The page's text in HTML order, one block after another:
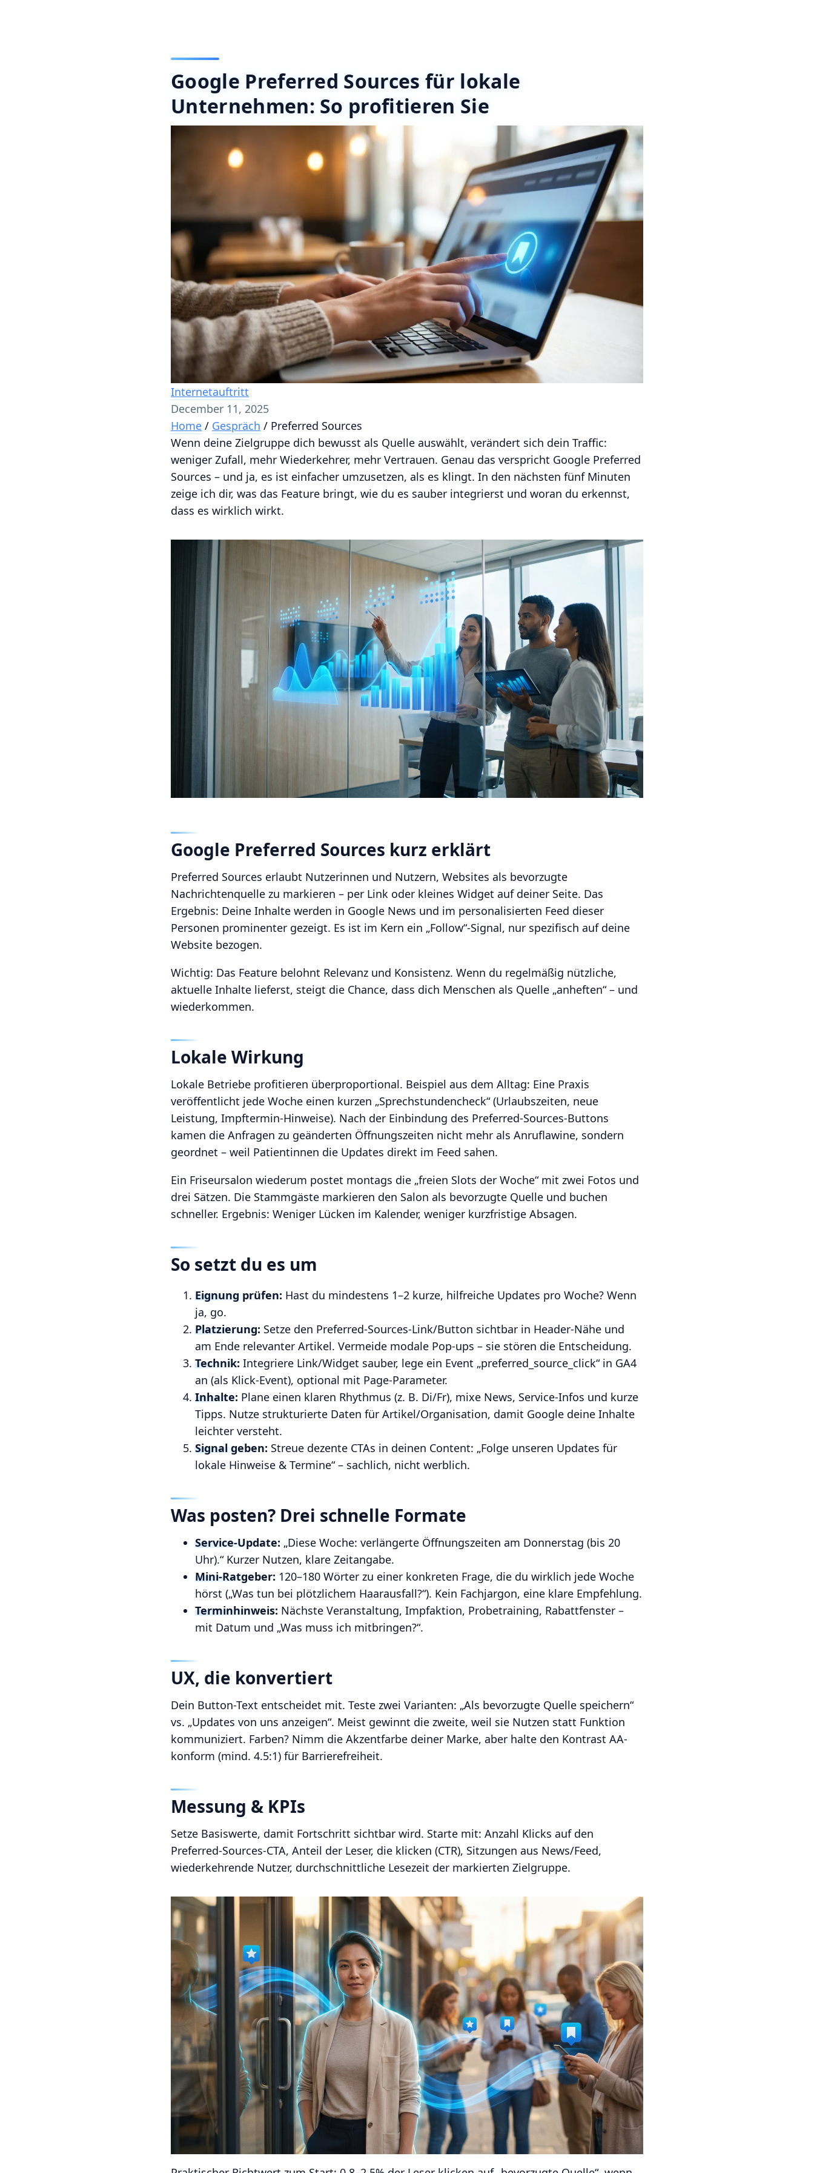
Google Preferred Sources für lokale
Unternehmen: So profitieren Sie
Internetauftritt
December 11, 2025
Home / Gespräch / Preferred Sources
Wenn deine Zielgruppe dich bewusst als Quelle auswählt, verändert sich dein Traffic:
weniger Zufall, mehr Wiederkehrer, mehr Vertrauen. Genau das verspricht Google Preferred
Sources – und ja, es ist einfacher umzusetzen, als es klingt. In den nächsten fünf Minuten
zeige ich dir, was das Feature bringt, wie du es sauber integrierst und woran du erkennst,
dass es wirklich wirkt.
Google Preferred Sources kurz erklärt
Preferred Sources erlaubt Nutzerinnen und Nutzern, Websites als bevorzugte
Nachrichtenquelle zu markieren – per Link oder kleines Widget auf deiner Seite. Das
Ergebnis: Deine Inhalte werden in Google News und im personalisierten Feed dieser
Personen prominenter gezeigt. Es ist im Kern ein „Follow“-Signal, nur spezifisch auf deine
Website bezogen.
Wichtig: Das Feature belohnt Relevanz und Konsistenz. Wenn du regelmäßig nützliche,
aktuelle Inhalte lieferst, steigt die Chance, dass dich Menschen als Quelle „anheften“ – und
wiederkommen.
Lokale Wirkung
Lokale Betriebe profitieren überproportional. Beispiel aus dem Alltag: Eine Praxis
veröffentlicht jede Woche einen kurzen „Sprechstundencheck“ (Urlaubszeiten, neue
Leistung, Impftermin-Hinweise). Nach der Einbindung des Preferred-Sources-Buttons
kamen die Anfragen zu geänderten Öffnungszeiten nicht mehr als Anruflawine, sondern
geordnet – weil Patientinnen die Updates direkt im Feed sahen.
Ein Friseursalon wiederum postet montags die „freien Slots der Woche“ mit zwei Fotos und
drei Sätzen. Die Stammgäste markieren den Salon als bevorzugte Quelle und buchen
schneller. Ergebnis: Weniger Lücken im Kalender, weniger kurzfristige Absagen.
So setzt du es um
Eignung prüfen: Hast du mindestens 1–2 kurze, hilfreiche Updates pro Woche? Wenn
ja, go.
Platzierung: Setze den Preferred-Sources-Link/Button sichtbar in Header-Nähe und
am Ende relevanter Artikel. Vermeide modale Pop-ups – sie stören die Entscheidung.
Technik: Integriere Link/Widget sauber, lege ein Event „preferred_source_click“ in GA4
an (als Klick-Event), optional mit Page-Parameter.
Inhalte: Plane einen klaren Rhythmus (z. B. Di/Fr), mixe News, Service-Infos und kurze
Tipps. Nutze strukturierte Daten für Artikel/Organisation, damit Google deine Inhalte
leichter versteht.
Signal geben: Streue dezente CTAs in deinen Content: „Folge unseren Updates für
lokale Hinweise & Termine“ – sachlich, nicht werblich.
Was posten? Drei schnelle Formate
Service-Update: „Diese Woche: verlängerte Öffnungszeiten am Donnerstag (bis 20
Uhr).“ Kurzer Nutzen, klare Zeitangabe.
Mini-Ratgeber: 120–180 Wörter zu einer konkreten Frage, die du wirklich jede Woche
hörst („Was tun bei plötzlichem Haarausfall?“). Kein Fachjargon, eine klare Empfehlung.
Terminhinweis: Nächste Veranstaltung, Impfaktion, Probetraining, Rabattfenster –
mit Datum und „Was muss ich mitbringen?“.
UX, die konvertiert
Dein Button-Text entscheidet mit. Teste zwei Varianten: „Als bevorzugte Quelle speichern“
vs. „Updates von uns anzeigen“. Meist gewinnt die zweite, weil sie Nutzen statt Funktion
kommuniziert. Farben? Nimm die Akzentfarbe deiner Marke, aber halte den Kontrast AA-
konform (mind. 4.5:1) für Barrierefreiheit.
Messung & KPIs
Setze Basiswerte, damit Fortschritt sichtbar wird. Starte mit: Anzahl Klicks auf den
Preferred-Sources-CTA, Anteil der Leser, die klicken (CTR), Sitzungen aus News/Feed,
wiederkehrende Nutzer, durchschnittliche Lesezeit der markierten Zielgruppe.